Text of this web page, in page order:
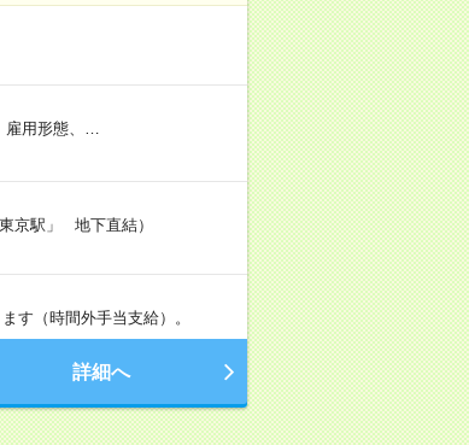
用形態、…
京駅」 地下直結）
す（時間外手当支給）。
詳細へ